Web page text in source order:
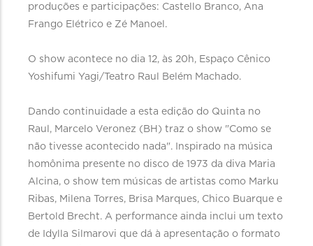
produções e participações: Castello Branco, Ana
Frango Elétrico e Zé Manoel.
O show acontece no dia 12, às 20h, Espaço Cênico
Yoshifumi Yagi/Teatro Raul Belém Machado.
Dando continuidade a esta edição do Quinta no
Raul, Marcelo Veronez (BH) traz o show "Como se
não tivesse acontecido nada". Inspirado na música
homônima presente no disco de 1973 da diva Maria
Alcina, o show tem músicas de artistas como Marku
Ribas, Milena Torres, Brisa Marques, Chico Buarque e
Bertold Brecht. A performance ainda inclui um texto
de Idylla Silmarovi que dá à apresentação o formato